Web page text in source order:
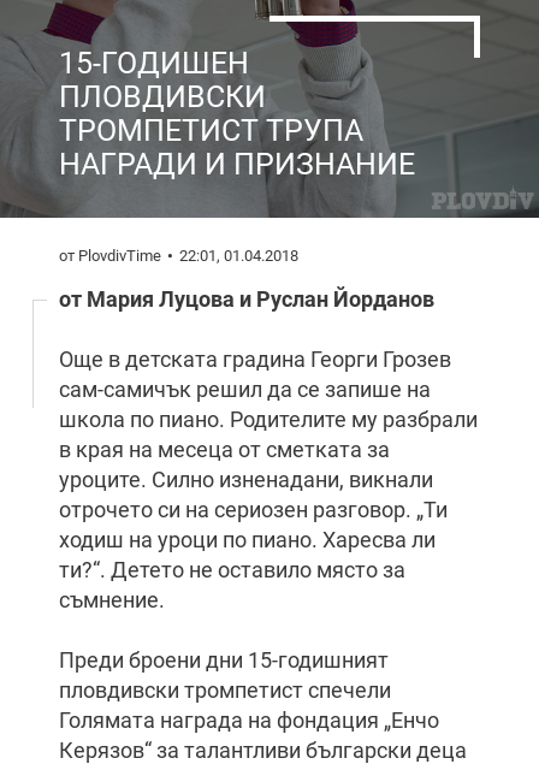
15-ГОДИШЕН
ПЛОВДИВСКИ
ТРОМПЕТИСТ ТРУПА
НАГРАДИ И ПРИЗНАНИЕ
от PlovdivTime 22:01, 01.04.2018
от Мария Луцова и Руслан Йорданов
Още в детската градина Георги Грозев
сам-самичък решил да се запише на
школа по пиано. Родителите му разбрали
в края на месеца от сметката за
уроците. Силно изненадани, викнали
отрочето си на сериозен разговор. „Ти
ходиш на уроци по пиано. Харесва ли
ти?“. Детето не оставило място за
съмнение.
Преди броени дни 15-годишният
пловдивски тромпетист спечели
Голямата награда на фондация „Енчо
Кeрязов“ за талантливи български деца